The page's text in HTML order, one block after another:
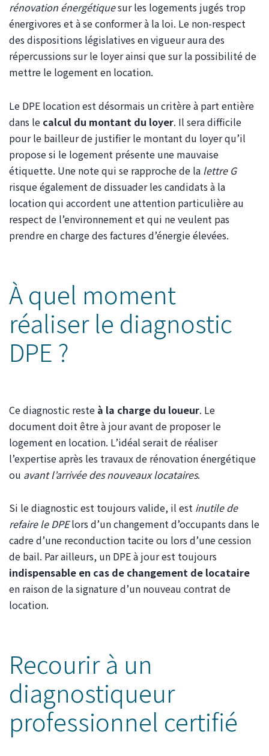
rénovation énergétiquesur les logements jugés trop
énergivores et à se conformer à la loi. Le non-respect
des dispositions législatives en vigueur aura des
répercussions sur le loyer ainsi que sur la possibilité de
mettre le logement en location.
Le DPE location est désormais un critère à part entière
dans le calcul du montant du loyer. Il sera difficile
pour le bailleur de justifier le montant du loyer qu’il
propose si le logement présente une mauvaise
étiquette. Une note qui se rapproche de la lettre G
risque également de dissuader les candidats à la
location qui accordent une attention particulière au
respect de l’environnement et qui ne veulent pas
prendre en charge des factures d’énergie élevées.
À quel moment
réaliser le diagnostic
DPE ?
Ce diagnostic reste à la charge du loueur. Le
document doit être à jour avant de proposer le
logement en location. L’idéal serait de réaliser
l’expertise après les travaux de rénovation énergétique
ou avant l’arrivée des nouveaux locataires.
Si le diagnostic est toujours valide, il est inutile de
refaire le DPElors d’un changement d’occupants dans le
cadre d’une reconduction tacite ou lors d’une cession
de bail. Par ailleurs, un DPE à jour est toujours
indispensable en cas de changement de locataire
en raison de la signature d’un nouveau contrat de
location.
Recourir à un
diagnostiqueur
professionnel certifié